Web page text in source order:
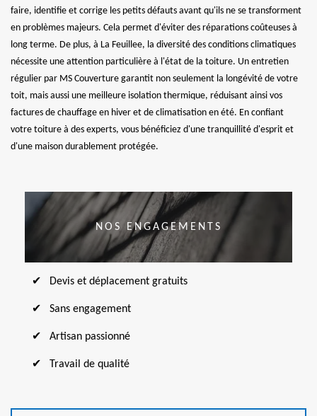
faire, identifie et corrige les petits défauts avant qu'ils ne se transforment
en problèmes majeurs. Cela permet d'éviter des réparations coûteuses à
long terme. De plus, à La Feuillee, la diversité des conditions climatiques
nécessite une attention particulière à l'état de la toiture. Un entretien
régulier par MS Couverture garantit non seulement la longévité de votre
toit, mais aussi une meilleure isolation thermique, réduisant ainsi vos
factures de chauffage en hiver et de climatisation en été. En confiant
votre toiture à des experts, vous bénéficiez d'une tranquillité d'esprit et
d'une maison durablement protégée.
NOS ENGAGEMENTS
Devis et déplacement gratuits
Sans engagement
Artisan passionné
Travail de qualité